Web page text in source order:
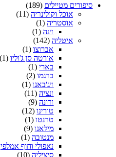
סיפורים מטיילים (189)
אוכל וקולינריה (11)
אוסטריה (1)
וינה (1)
איטליה (142)
אברוצו (1)
אורטה סן ג'וליו (1)
בארי (1)
ברגמו (2)
ויג'באנו (1)
ונציה (11)
ורונה (9)
טורינו (12)
טרנטו (1)
מילאנו (9)
מנטובה (1)
נאפולי וחוף אמלפי
סיציליה (10)